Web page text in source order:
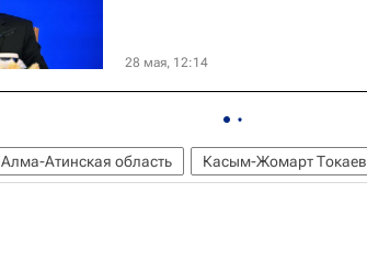
28 мая, 12:14
Алма-Атинская область Касым-Жомарт Токаев